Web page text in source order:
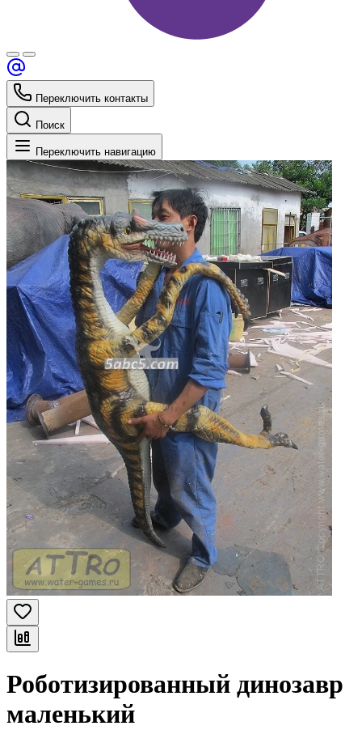
Переключить контакты
Поиск
Переключить навигацию
Роботизированный динозавр
маленький